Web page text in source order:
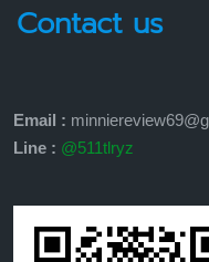
Contact us
Email :
Line : @511tlryz